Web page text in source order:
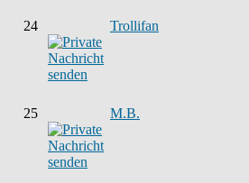
24 Trollifan
25 M.B.